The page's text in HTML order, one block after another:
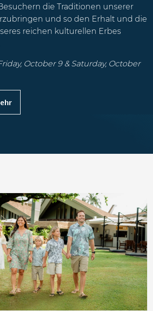
die Traditionen unserer
und so den Erhalt und die
reichen kulturellen Erbes
October 9 & Saturday, October